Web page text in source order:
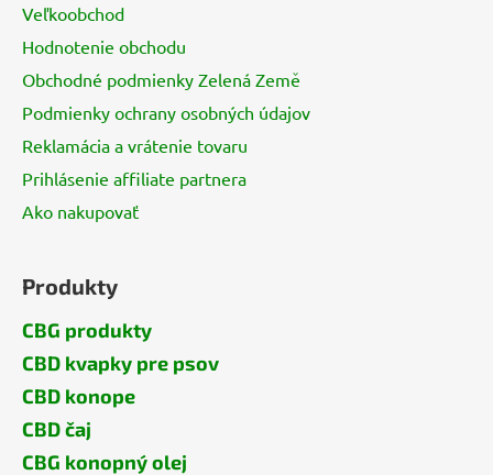
Veľkoobchod
Hodnotenie obchodu
Obchodné podmienky Zelená Země
Podmienky ochrany osobných údajov
Reklamácia a vrátenie tovaru
Prihlásenie affiliate partnera
Ako nakupovať
Produkty
CBG produkty
CBD kvapky pre psov
CBD konope
CBD čaj
CBG konopný olej